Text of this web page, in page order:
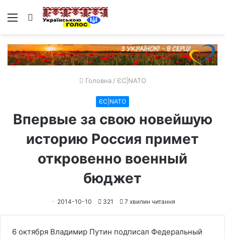
Меню Пошук
Головна / ЄС|NATO
ЄС|NATO
Впервые за свою новейшую
историю Россия примет
откровенно военный
бюджет
2014-10-10 321 7 хвилин читання
6 октября Владимир Путин подписал Федеральный